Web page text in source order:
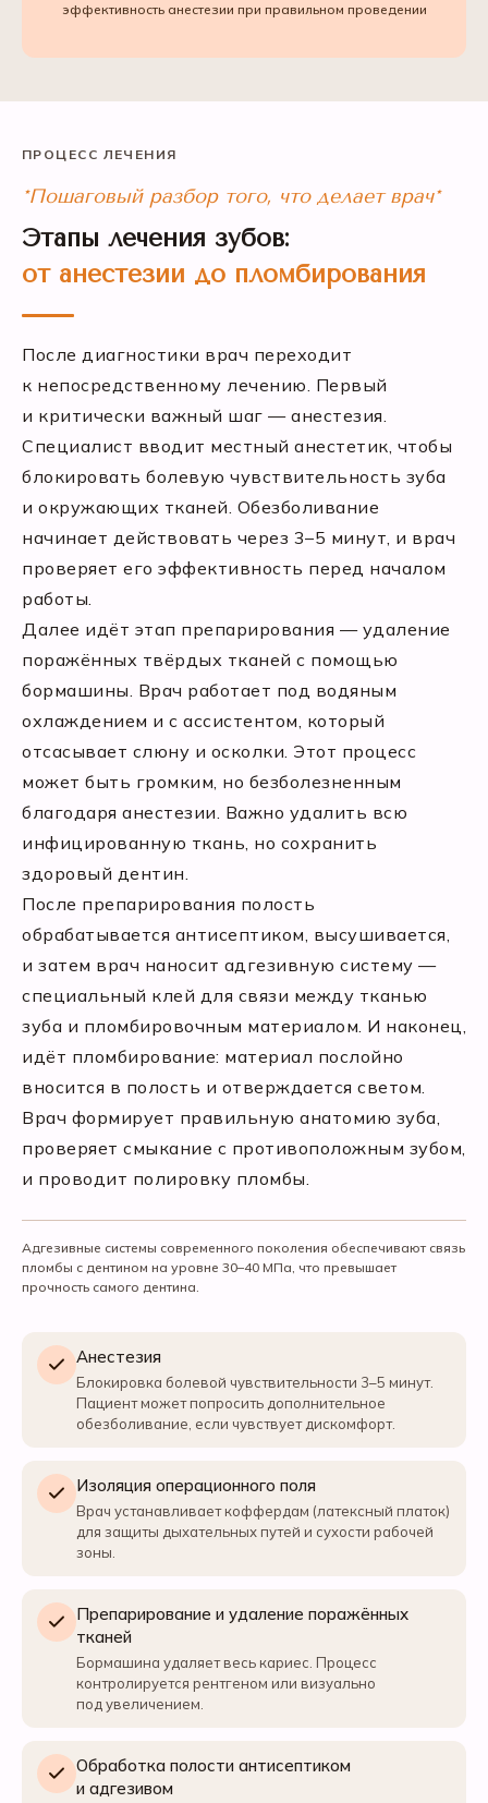
эффективность анестезии при правильном проведении
ПРОЦЕСС ЛЕЧЕНИЯ
*Пошаговый разбор того, что делает врач*
Этапы лечения зубов:
от анестезии до пломбирования
После диагностики врач переходит
к непосредственному лечению. Первый
и критически важный шаг — анестезия.
Специалист вводит местный анестетик, чтобы
блокировать болевую чувствительность зуба
и окружающих тканей. Обезболивание
начинает действовать через 3–5 минут, и врач
проверяет его эффективность перед началом
работы.
Далее идёт этап препарирования — удаление
поражённых твёрдых тканей с помощью
бормашины. Врач работает под водяным
охлаждением и с ассистентом, который
отсасывает слюну и осколки. Этот процесс
может быть громким, но безболезненным
благодаря анестезии. Важно удалить всю
инфицированную ткань, но сохранить
здоровый дентин.
После препарирования полость
обрабатывается антисептиком, высушивается,
и затем врач наносит адгезивную систему —
специальный клей для связи между тканью
зуба и пломбировочным материалом. И наконец,
идёт пломбирование: материал послойно
вносится в полость и отверждается светом.
Врач формирует правильную анатомию зуба,
проверяет смыкание с противоположным зубом,
и проводит полировку пломбы.
Адгезивные системы современного поколения обеспечивают связь
пломбы с дентином на уровне 30–40 МПа, что превышает
прочность самого дентина.
Анестезия
Блокировка болевой чувствительности 3–5 минут.
Пациент может попросить дополнительное
обезболивание, если чувствует дискомфорт.
Изоляция операционного поля
Врач устанавливает коффердам (латексный платок)
для защиты дыхательных путей и сухости рабочей
зоны.
Препарирование и удаление поражённых
тканей
Бормашина удаляет весь кариес. Процесс
контролируется рентгеном или визуально
под увеличением.
Обработка полости антисептиком
и адгезивом